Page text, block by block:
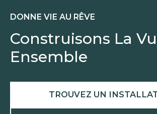
DONNE VIE AU RÊVE
Construisons La
Ensemble
TROUVEZ UN